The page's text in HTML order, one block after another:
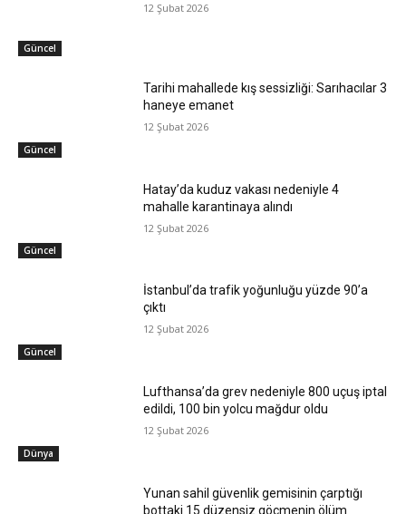
Güncel
12 Şubat 2026
Güncel
Tarihi mahallede kış sessizliği: Sarıhacılar 3
haneye emanet
12 Şubat 2026
Güncel
Hatay’da kuduz vakası nedeniyle 4
mahalle karantinaya alındı
12 Şubat 2026
Güncel
İstanbul’da trafik yoğunluğu yüzde 90’a
çıktı
12 Şubat 2026
Dünya
Lufthansa’da grev nedeniyle 800 uçuş iptal
edildi, 100 bin yolcu mağdur oldu
12 Şubat 2026
Yunan sahil güvenlik gemisinin çarptığı
bottaki 15 düzensiz göçmenin ölüm